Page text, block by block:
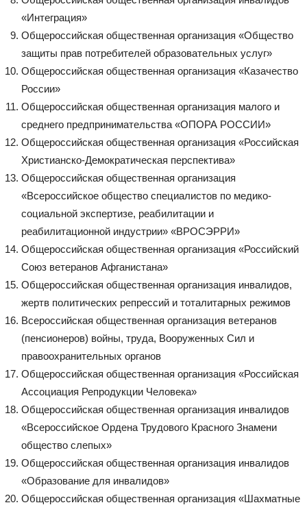
«Интеграция»
Общероссийская общественная организация «Общество
защиты прав потребителей образовательных услуг»
Общероссийская общественная организация «Казачество
России»
Общероссийская общественная организация малого и
среднего предпринимательства «ОПОРА РОССИИ»
Общероссийская общественная организация «Российская
Христианско-Демократическая перспектива»
Общероссийская общественная организация
«Всероссийское общество специалистов по медико-
социальной экспертизе, реабилитации и
реабилитационной индустрии» «ВРОСЭРРИ»
Общероссийская общественная организация «Российский
Союз ветеранов Афганистана»
Общероссийская общественная организация инвалидов,
жертв политических репрессий и тоталитарных режимов
Всероссийская общественная организация ветеранов
(пенсионеров) войны, труда, Вооруженных Сил и
правоохранительных органов
Общероссийская общественная организация «Российская
Ассоциация Репродукции Человека»
Общероссийская общественная организация инвалидов
«Всероссийское Ордена Трудового Красного Знамени
общество слепых»
Общероссийская общественная организация инвалидов
«Образование для инвалидов»
Общероссийская общественная организация «Шахматные